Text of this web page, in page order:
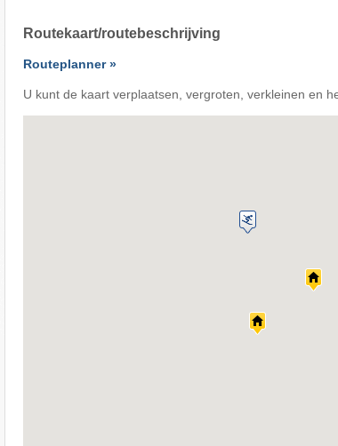
Routekaart/routebeschrijving
Routeplanner »
U kunt de kaart verplaatsen, vergroten, verkleinen en